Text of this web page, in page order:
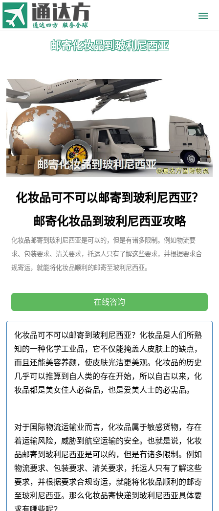
邮寄化妆品到玻利尼西亚
化妆品可不可以邮寄到玻利尼西亚？
邮寄化妆品到玻利尼西亚攻略
化妆品邮寄到玻利尼西亚是可以的，但是有诸多限制。例如物流要
求、包装要求、清关要求，托运人只有了解这些要求，并根据要求合
规寄运，就能将化妆品顺利的邮寄至玻利尼西亚。
在线咨询
化妆品可不可以邮寄到玻利尼西亚？化妆品是人们所熟
知的一种化学工业品，它不仅能掩盖人皮肤上的缺点，
而且还能美容养颜，使皮肤光洁更美观。化妆品的历史
几乎可以推算到自人类的存在开始，所以自古以来，化
妆品都是美女佳人必备品，也是爱美人士的必需品。
对于国际物流运输业而言，化妆品属于敏感货物，存在
着运输风险，威胁到航空运输的安全。也就是说，化妆
品邮寄到玻利尼西亚是可以的，但是有诸多限制。例如
物流要求、包装要求、清关要求，托运人只有了解这些
要求，并根据要求合规寄运，就能将化妆品顺利的邮寄
至玻利尼西亚。那么化妆品寄快递到玻利尼西亚具体要
求有哪些呢?